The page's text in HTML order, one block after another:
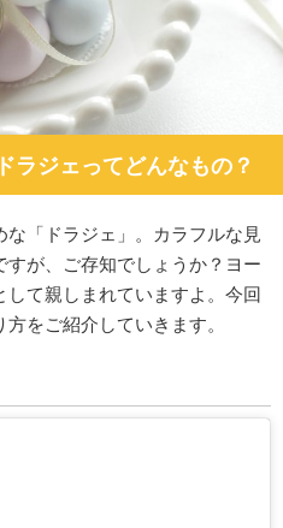
ラジェってどんなもの？
「ドラジェ」。カラフルな見
が、ご存知でしょうか？ヨー
て親しまれていますよ。今回
をご紹介していきます。